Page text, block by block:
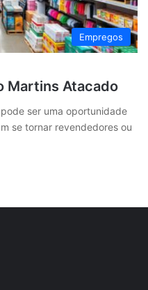
Empregos
Martins Atacado
ser uma oportunidade
se tornar revendedores ou